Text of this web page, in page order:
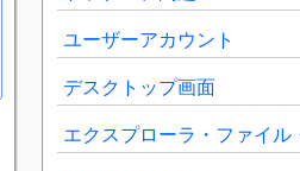
ユーザーアカウント
デスクトップ画面
エクスプローラ・ファイル